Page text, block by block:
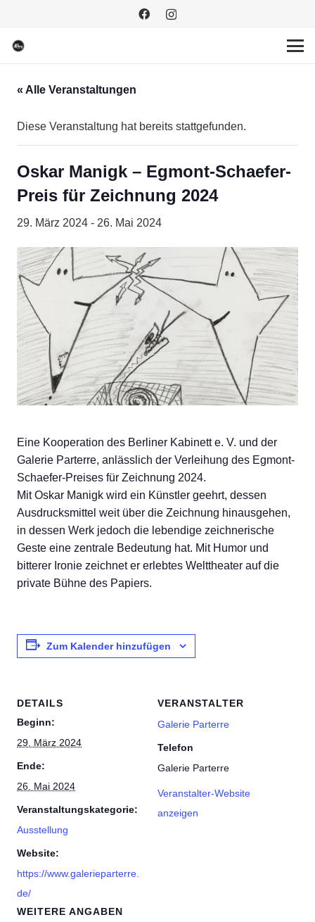
« Alle Veranstaltungen
Diese Veranstaltung hat bereits stattgefunden.
Oskar Manigk – Egmont-Schaefer-
Preis für Zeichnung 2024
29. März 2024 - 26. Mai 2024
Eine Kooperation des Berliner Kabinett e. V. und der
Galerie Parterre, anlässlich der Verleihung des Egmont-
Schaefer-Preises für Zeichnung 2024.
Mit Oskar Manigk wird ein Künstler geehrt, dessen
Ausdrucksmittel weit über die Zeichnung hinausgehen,
in dessen Werk jedoch die lebendige zeichnerische
Geste eine zentrale Bedeutung hat. Mit Humor und
bitterer Ironie zeichnet er erlebtes Welttheater auf die
private Bühne des Papiers.
Zum Kalender hinzufügen
DETAILS
Beginn:
29. März 2024
Ende:
26. Mai 2024
Veranstaltungskategorie:
Ausstellung
Website:
https://www.galerieparterre.
de/
VERANSTALTER
Galerie Parterre
Telefon
Galerie Parterre
Veranstalter-Website
anzeigen
WEITERE ANGABEN